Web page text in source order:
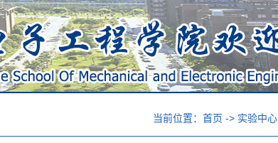
当前位置： 首页 -> 实验中心